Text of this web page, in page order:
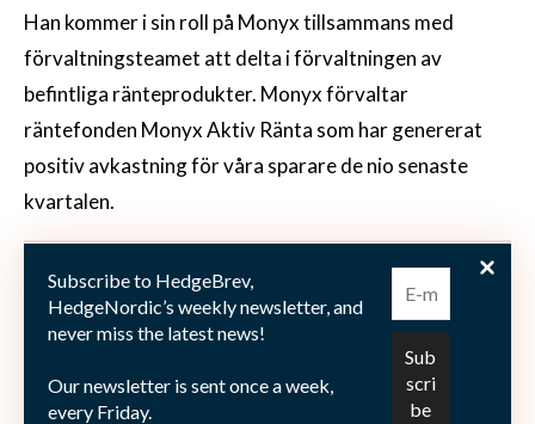
Han kommer i sin roll på Monyx tillsammans med
förvaltningsteamet att delta i förvaltningen av
befintliga ränteprodukter. Monyx förvaltar
räntefonden Monyx Aktiv Ränta som har genererat
positiv avkastning för våra sparare de nio senaste
kvartalen.
– Jag ser fram emot att börja på Monyx och bli en del i
det dynamiska och snabbfotade förvaltningsteamet,
säger Stefan Pari.
Subscribe to HedgeBrev,
HedgeNordic’s weekly newsletter, and
never miss the latest news!
Our newsletter is sent once a week,
every Friday.